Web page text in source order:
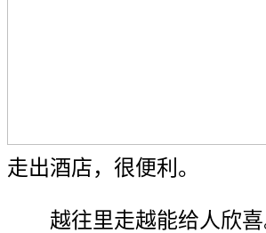
走出酒店，很便利。
越往里走越能给人欣喜